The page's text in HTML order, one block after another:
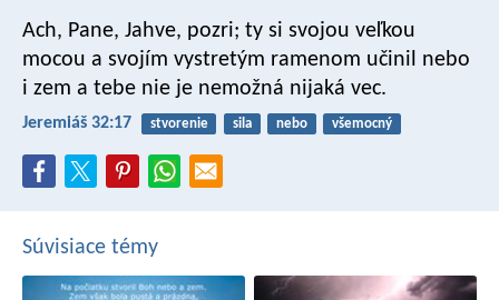
Ach, Pane, Jahve, pozri; ty si svojou veľkou
mocou a svojím vystretým ramenom učinil nebo
i zem a tebe nie je nemožná nijaká vec.
Jeremiáš 32:17 stvorenie sila nebo všemocný
Súvisiace témy